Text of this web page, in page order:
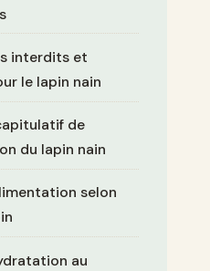
interdits et
le lapin nain
de
du lapin nain
selon
au